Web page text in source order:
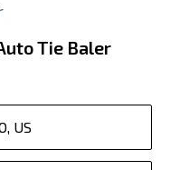
Tie Baler
US